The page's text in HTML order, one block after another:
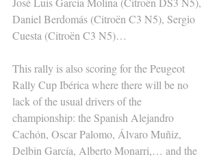
Daniel Berdomás (Citroën C3 N5), Sergio
Cuesta (Citroën C3 N5)…
This rally is also scoring for the Peugeot
Rally Cup Ibérica where there will be no
lack of the usual drivers of the
championship: the Spanish Alejandro
Cachón, Oscar Palomo, Álvaro Muñiz,
Delbin García, Alberto Monarri,… and the